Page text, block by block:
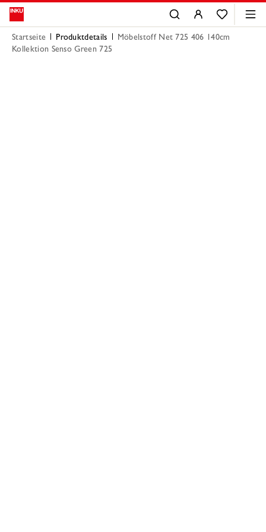
Startseite Produktdetails
Möbelstoff Net 725 406 140cm
Kollektion Senso Green 725